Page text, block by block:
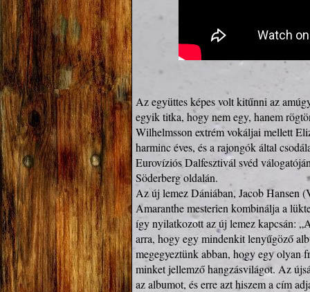
Az együttes képes volt kitűnni az
egyik titka, hogy nem egy, hanem
Wilhelmsson extrém vokáljai mellett
harminc éves, és a rajongók által
Eurovíziós Dalfesztivál svéd
Söderberg oldalán.
Az új lemez Dániában, Jacob Hansen
Amaranthe mesterien kombinálja a
így nyilatkozott az új lemez kapcsán:
arra, hogy egy mindenkit lenyűgöző
megegyeztünk abban, hogy egy olyan
minket jellemző hangzásvilágot. Az
az albumot, és erre azt hiszem a cím